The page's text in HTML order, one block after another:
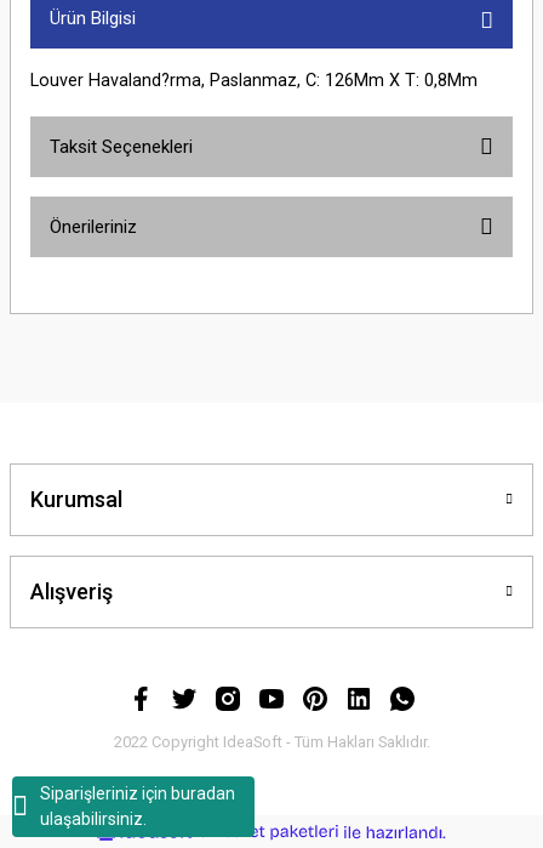
Siparişleriniz için buradan
ulaşabilirsiniz.
Ürün Bilgisi
Louver Havaland?rma, Paslanmaz, C: 126Mm X T: 0,8Mm
Taksit Seçenekleri
Önerileriniz
yetersiz gördüğünüz noktaları öneri formunu kullanarak tarafımıza
Bu ürüne benzer farklı alternatifler olmalı.
Gönder
Kurumsal
Alışveriş
2022 Copyright IdeaSoft - Tüm Hakları Saklıdır.
e-